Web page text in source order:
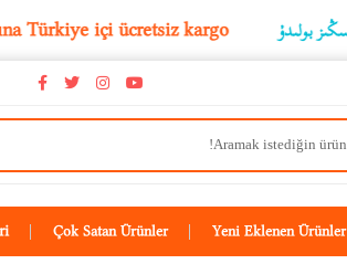
alıcılarına Türkiye içi ücretsiz kargo
Yeni Eklenen Ürünler
Çok Satan Ürünler